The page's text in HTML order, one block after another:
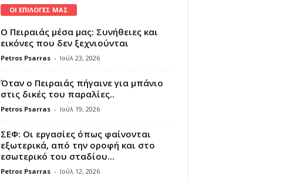
ΟΙ ΕΠΙΛΟΓΕΣ ΜΑΣ
Ο Πειραιάς μέσα μας: Συνήθειες και
εικόνες που δεν ξεχνιούνται
Petros Psarras - Ιούλ 23, 2026
Όταν ο Πειραιάς πήγαινε για μπάνιο
στις δικές του παραλίες..
Petros Psarras - Ιούλ 19, 2026
ΣΕΦ: Οι εργασίες όπως φαίνονται
εξωτερικά, από την οροφή και στο
εσωτερικό του σταδίου...
Petros Psarras - Ιούλ 12, 2026